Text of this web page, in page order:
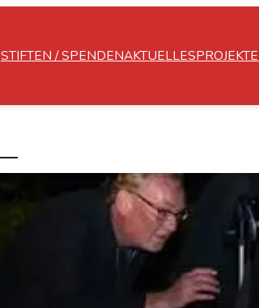
STIFTEN / SPENDENAKTUELLESPROJEKTE